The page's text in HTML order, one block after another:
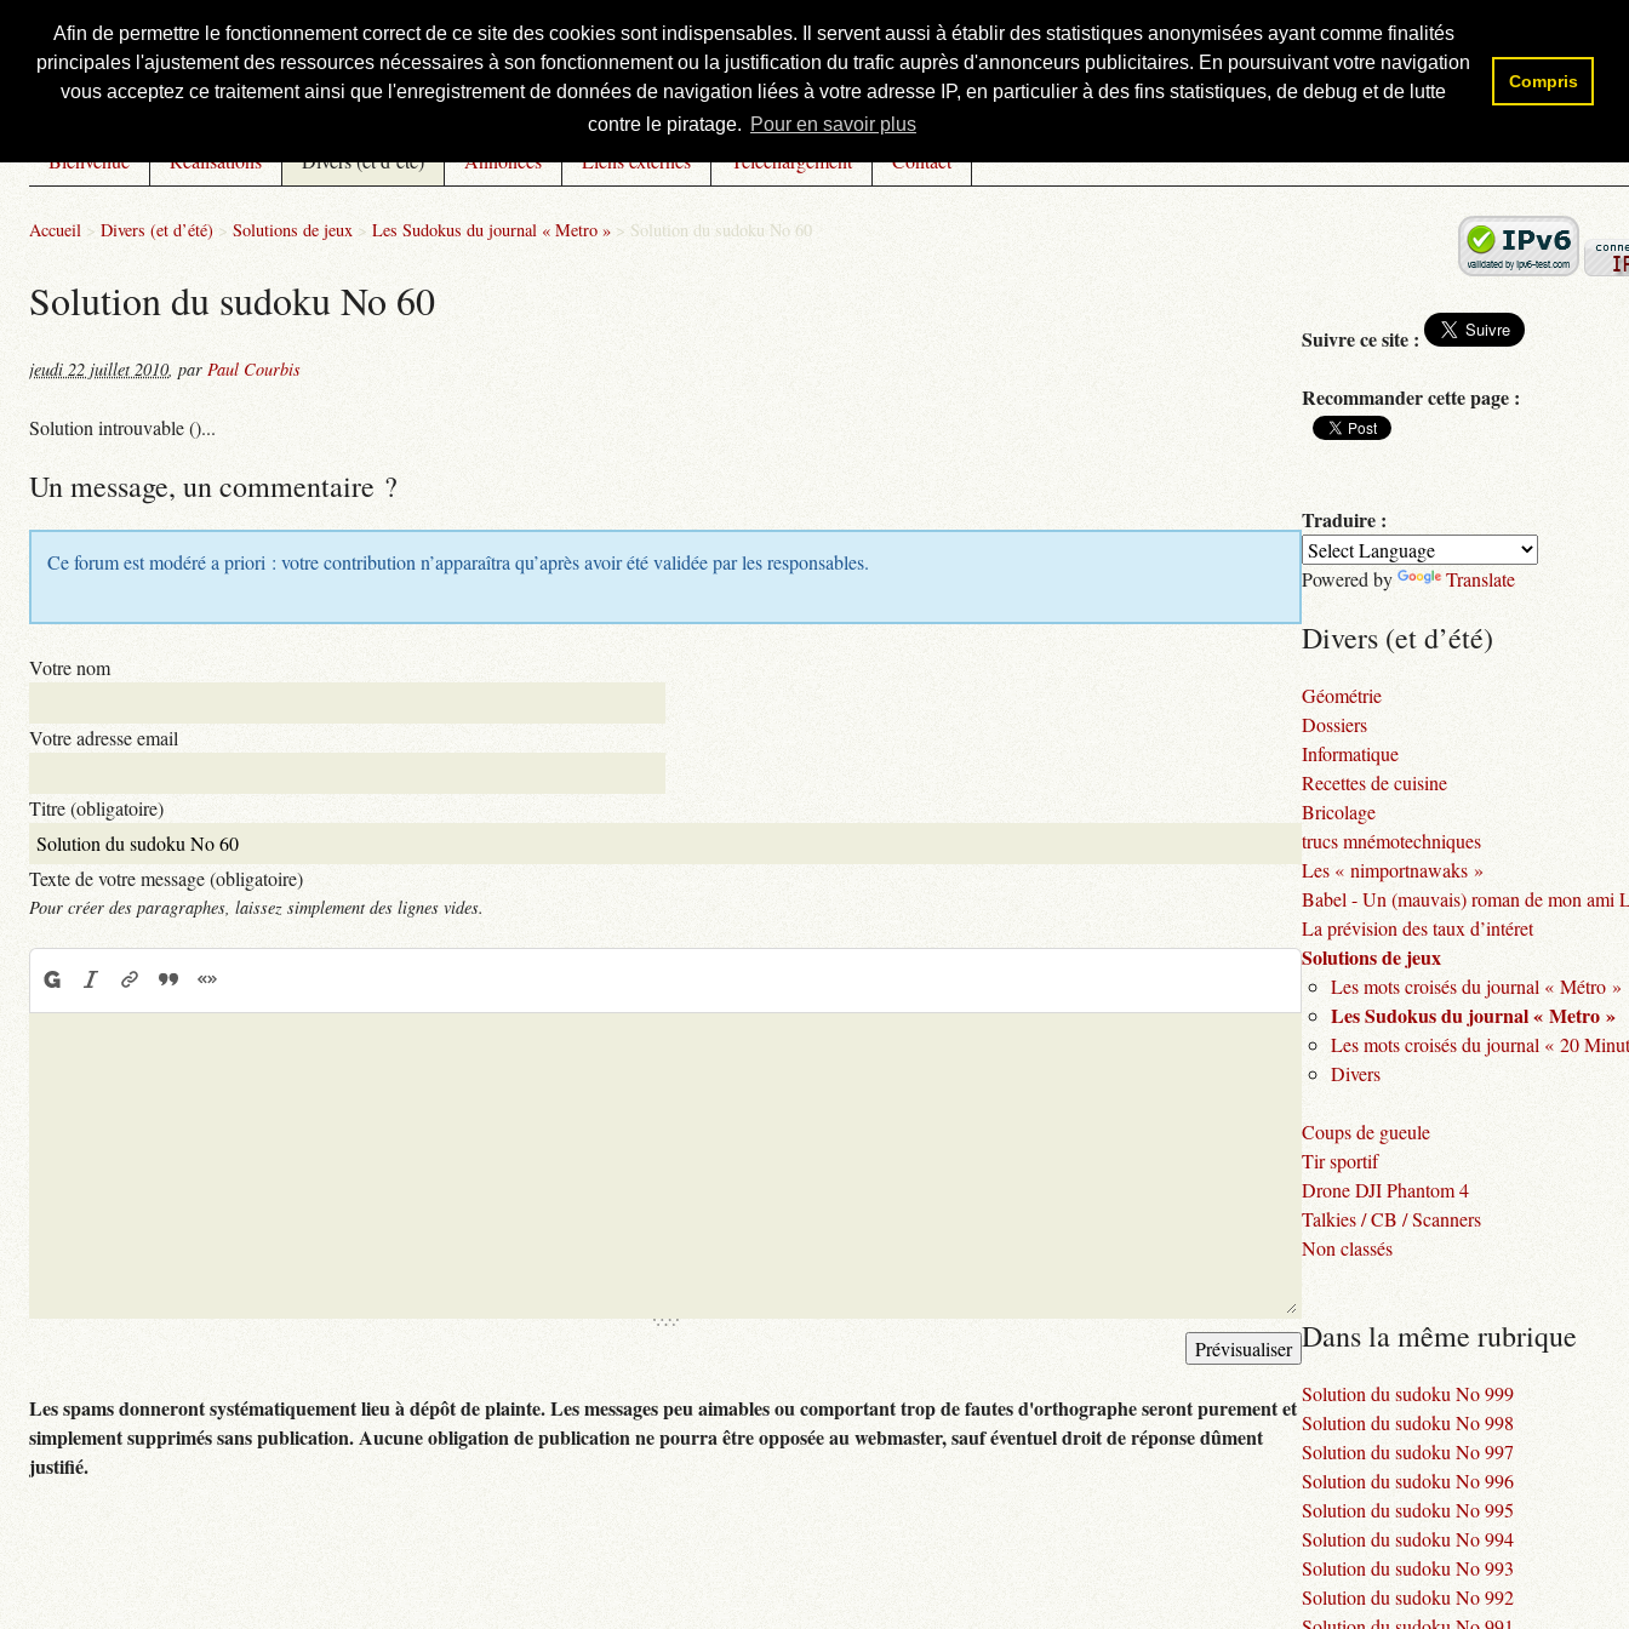
Afin de permettre le fonctionnement correct de ce site des cookies sont indispensables. Il servent aussi à établir des statistiques anonymisées ayant comme finalités
principales l'ajustement des ressources nécessaires à son fonctionnement ou la justification du trafic auprès d'annonceurs publicitaires. En poursuivant votre navigation
vous acceptez ce traitement ainsi que l'enregistrement de données de navigation liées à votre adresse IP, en particulier à des fins statistiques, de debug et de lutte
contre le piratage. Pour en savoir plus
Compris
Courbis, « LE » Blog Officiel
Bienvenue Réalisations Divers (et d’été) Annonces Liens externes Téléchargement Contact
Accueil > Divers (et d’été) > Solutions de jeux > Les Sudokus du journal « Metro » > Solution du sudoku No 60
Solution du sudoku No 60
jeudi 22 juillet 2010, par Paul Courbis
Solution introuvable ()...
Un message, un commentaire ?
Ce forum est modéré a priori : votre contribution n’apparaîtra qu’après avoir été validée par les responsables.
Votre nom
Votre adresse email
Titre (obligatoire)
Texte de votre message (obligatoire)
Pour créer des paragraphes, laissez simplement des lignes vides.
Les spams donneront systématiquement lieu à dépôt de plainte. Les messages peu aimables ou comportant trop de fautes d'orthographe seront purement et
simplement supprimés sans publication. Aucune obligation de publication ne pourra être opposée au webmaster, sauf éventuel droit de réponse dûment
justifié.
Rechercher :
Suivre ce site :
Recommander cette page :
Traduire :
Powered by Translate
Divers (et d’été)
Géométrie
Dossiers
Informatique
Recettes de cuisine
Bricolage
trucs mnémotechniques
Les « nimportnawaks »
Babel - Un (mauvais) roman de mon ami
La prévision des taux d’intéret
Solutions de jeux
Les mots croisés du journal « Métro »
Les Sudokus du journal « Metro »
Les mots croisés du journal « 20
Divers
Coups de gueule
Tir sportif
Drone DJI Phantom 4
Talkies / CB / Scanners
Non classés
Dans la même rubrique
Solution du sudoku No 999
Solution du sudoku No 998
Solution du sudoku No 997
Solution du sudoku No 996
Solution du sudoku No 995
Solution du sudoku No 994
Solution du sudoku No 993
Solution du sudoku No 992